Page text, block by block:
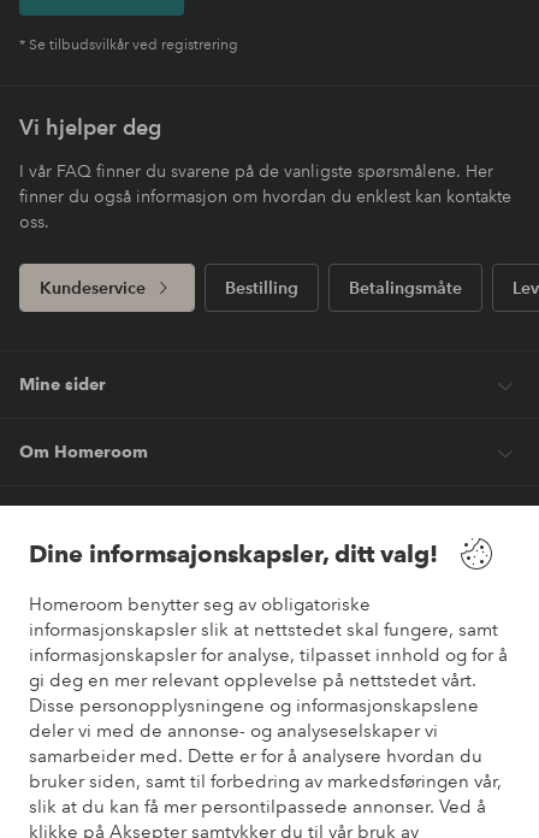
Dine informsajonskapsler, ditt valg!
Homeroom benytter seg av obligatoriske
informasjonskapsler slik at nettstedet skal fungere, samt
informasjonskapsler for analyse, tilpasset innhold og for å
gi deg en mer relevant opplevelse på nettstedet vårt.
Disse personopplysningene og informasjonskapslene
deler vi med de annonse- og analyseselskaper vi
samarbeider med. Dette er for å analysere hvordan du
bruker siden, samt til forbedring av markedsføringen vår,
slik at du kan få mer persontilpassede annonser. Ved å
klikke på Aksepter samtykker du til vår bruk av
* Se tilbudsvilkår ved registrering
Vi hjelper deg
I vår FAQ finner du svarene på de vanligste spørsmålene. Her
finner du også informasjon om hvordan du enklest kan kontakte
oss.
Kundeservice Bestilling Betalingsmåte
Mine sider
Om Homeroom
Venner
Sikre betalinger
Vil du vite mer om våre betalingsalternativer?
elpy